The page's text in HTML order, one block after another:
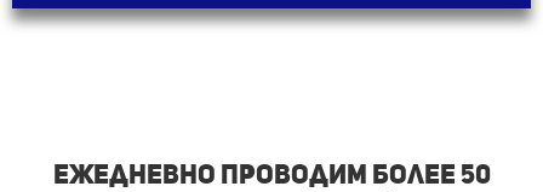
Ежедневно проводим более 50